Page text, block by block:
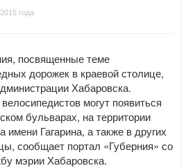
года
посвященные теме
дорожек в краевой столице,
Хабаровска.
могут появиться
бульварах, на территории
имени Гагарина, а также в других
сообщает портал «Губерния» со
мэрии Хабаровска.